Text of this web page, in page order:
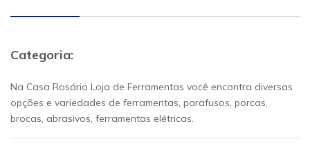
Categoria:
Na Casa Rosário Loja de Ferramentas você encontra diversas
opções e variedades de ferramentas, parafusos, porcas,
brocas, abrasivos, ferramentas elétricas.